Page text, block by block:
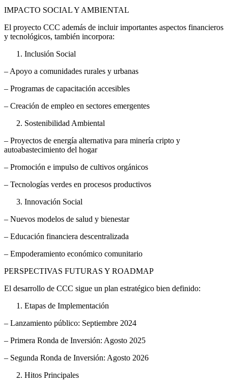
IMPACTO SOCIAL Y AMBIENTAL
El proyecto CCC además de incluir importantes aspectos financieros
y tecnológicos, también incorpora:
Inclusión Social
– Apoyo a comunidades rurales y urbanas
– Programas de capacitación accesibles
– Creación de empleo en sectores emergentes
Sostenibilidad Ambiental
– Proyectos de energía alternativa para minería cripto y
autoabastecimiento del hogar
– Promoción e impulso de cultivos orgánicos
– Tecnologías verdes en procesos productivos
Innovación Social
– Nuevos modelos de salud y bienestar
– Educación financiera descentralizada
– Empoderamiento económico comunitario
PERSPECTIVAS FUTURAS Y ROADMAP
El desarrollo de CCC sigue un plan estratégico bien definido:
Etapas de Implementación
– Lanzamiento público: Septiembre 2024
– Primera Ronda de Inversión: Agosto 2025
– Segunda Ronda de Inversión: Agosto 2026
Hitos Principales